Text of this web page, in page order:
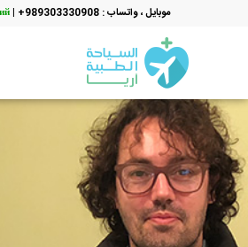
موبایل ، واتساب : 989303330908+ |